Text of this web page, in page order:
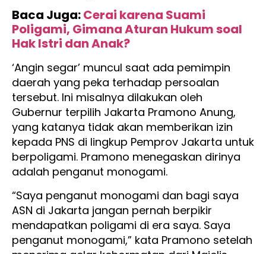
Baca Juga:Cerai karena Suami
Poligami, Gimana Aturan Hukum soal
Hak Istri dan Anak?
‘Angin segar’ muncul saat ada pemimpin
daerah yang peka terhadap persoalan
tersebut. Ini misalnya dilakukan oleh
Gubernur terpilih Jakarta Pramono Anung,
yang katanya tidak akan memberikan izin
kepada PNS di lingkup Pemprov Jakarta untuk
berpoligami. Pramono menegaskan dirinya
adalah penganut monogami.
“Saya penganut monogami dan bagi saya
ASN di Jakarta jangan pernah berpikir
mendapatkan poligami di era saya. Saya
penganut monogami,” kata Pramono setelah